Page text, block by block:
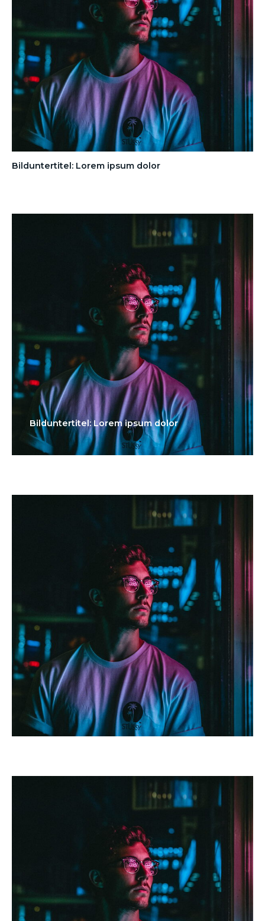
Bilduntertitel: Lorem ipsum dolor
Bilduntertitel: Lorem ipsum dolor